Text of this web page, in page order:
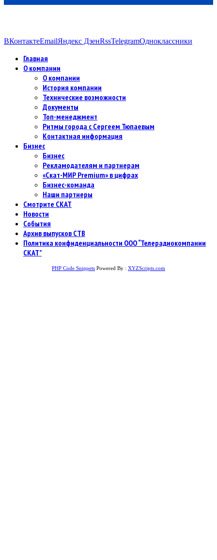
ВКонтактеEmailЯндекс ДзенRssTelegramОдноклассники
Главная
О компании
О компании
История компании
Технические возможности
Документы
Топ-менеджмент
Ритмы города с Сергеем Тюпаевым
Контактная информация
Бизнес
Бизнес
Рекламодателям и партнерам
«Скат-МИР Premium» в цифрах
Бизнес-команда
Наши партнеры
Смотрите СКАТ
Новости
События
Архив выпусков СТВ
Политика конфиденциальности ООО “Телерадиокомпании
СКАТ”
PHP Code Snippets Powered By : XYZScripts.com